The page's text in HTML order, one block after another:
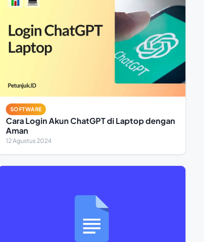
SOFTWARE
Cara Login Akun ChatGPT di Laptop dengan
Aman
12 Agustus 2024